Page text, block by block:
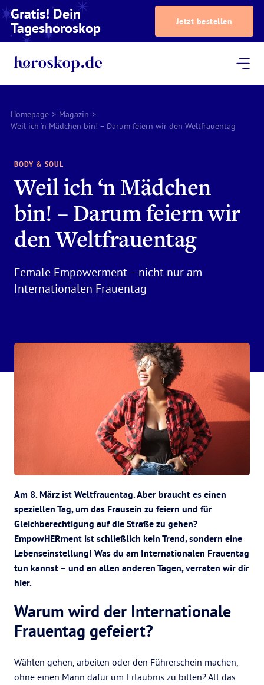
Gratis! Dein
Tageshoroskop Jetzt bestellen
Homepage > Magazin >
Weil ich ‘n Mädchen bin! – Darum feiern wir den Weltfrauentag
BODY & SOUL
Weil ich ‘n Mädchen
bin! – Darum feiern wir
den Weltfrauentag
Female Empowerment – nicht nur am
Internationalen Frauentag
Am 8. März ist Weltfrauentag. Aber braucht es einen
speziellen Tag, um das Frausein zu feiern und für
Gleichberechtigung auf die Straße zu gehen?
EmpowHERment ist schließlich kein Trend, sondern eine
Lebenseinstellung! Was du am Internationalen Frauentag
tun kannst – und an allen anderen Tagen, verraten wir dir
hier.
Warum wird der Internationale
Frauentag gefeiert?
Wählen gehen, arbeiten oder den Führerschein machen,
ohne einen Mann dafür um Erlaubnis zu bitten? All das